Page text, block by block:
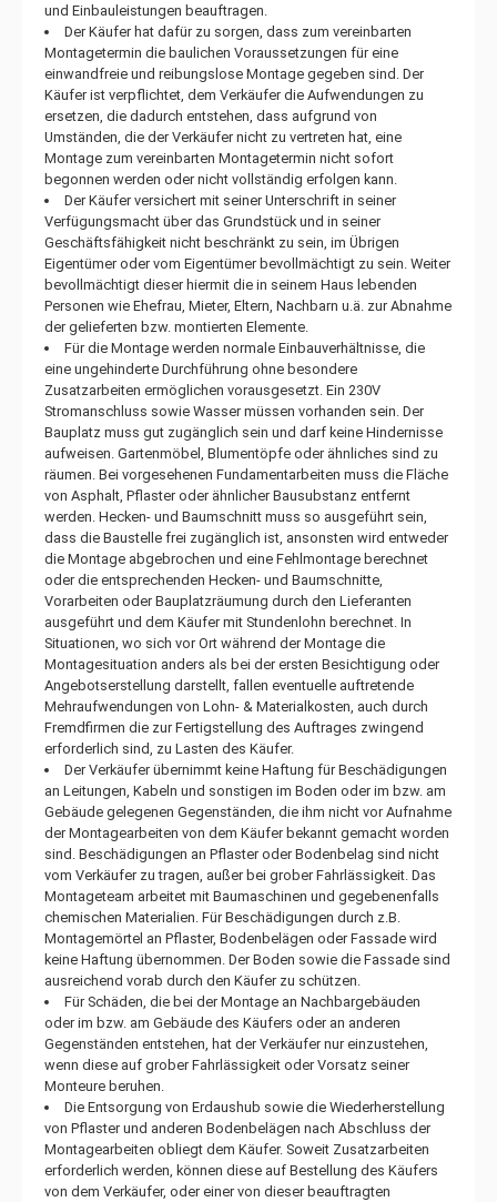
und Einbauleistungen beauftragen.
Der Käufer hat dafür zu sorgen, dass zum vereinbarten
Montagetermin die baulichen Voraussetzungen für eine
einwandfreie und reibungslose Montage gegeben sind. Der
Käufer ist verpflichtet, dem Verkäufer die Aufwendungen zu
ersetzen, die dadurch entstehen, dass aufgrund von
Umständen, die der Verkäufer nicht zu vertreten hat, eine
Montage zum vereinbarten Montagetermin nicht sofort
begonnen werden oder nicht vollständig erfolgen kann.
Der Käufer versichert mit seiner Unterschrift in seiner
Verfügungsmacht über das Grundstück und in seiner
Geschäftsfähigkeit nicht beschränkt zu sein, im Übrigen
Eigentümer oder vom Eigentümer bevollmächtigt zu sein. Weiter
bevollmächtigt dieser hiermit die in seinem Haus lebenden
Personen wie Ehefrau, Mieter, Eltern, Nachbarn u.ä. zur Abnahme
der gelieferten bzw. montierten Elemente.
Für die Montage werden normale Einbauverhältnisse, die
eine ungehinderte Durchführung ohne besondere
Zusatzarbeiten ermöglichen vorausgesetzt. Ein 230V
Stromanschluss sowie Wasser müssen vorhanden sein. Der
Bauplatz muss gut zugänglich sein und darf keine Hindernisse
aufweisen. Gartenmöbel, Blumentöpfe oder ähnliches sind zu
räumen. Bei vorgesehenen Fundamentarbeiten muss die Fläche
von Asphalt, Pflaster oder ähnlicher Bausubstanz entfernt
werden. Hecken- und Baumschnitt muss so ausgeführt sein,
dass die Baustelle frei zugänglich ist, ansonsten wird entweder
die Montage abgebrochen und eine Fehlmontage berechnet
oder die entsprechenden Hecken- und Baumschnitte,
Vorarbeiten oder Bauplatzräumung durch den Lieferanten
ausgeführt und dem Käufer mit Stundenlohn berechnet. In
Situationen, wo sich vor Ort während der Montage die
Montagesituation anders als bei der ersten Besichtigung oder
Angebotserstellung darstellt, fallen eventuelle auftretende
Mehraufwendungen von Lohn- & Materialkosten, auch durch
Fremdfirmen die zur Fertigstellung des Auftrages zwingend
erforderlich sind, zu Lasten des Käufer.
Der Verkäufer übernimmt keine Haftung für Beschädigungen
an Leitungen, Kabeln und sonstigen im Boden oder im bzw. am
Gebäude gelegenen Gegenständen, die ihm nicht vor Aufnahme
der Montagearbeiten von dem Käufer bekannt gemacht worden
sind. Beschädigungen an Pflaster oder Bodenbelag sind nicht
vom Verkäufer zu tragen, außer bei grober Fahrlässigkeit. Das
Montageteam arbeitet mit Baumaschinen und gegebenenfalls
chemischen Materialien. Für Beschädigungen durch z.B.
Montagemörtel an Pflaster, Bodenbelägen oder Fassade wird
keine Haftung übernommen. Der Boden sowie die Fassade sind
ausreichend vorab durch den Käufer zu schützen.
Für Schäden, die bei der Montage an Nachbargebäuden
oder im bzw. am Gebäude des Käufers oder an anderen
Gegenständen entstehen, hat der Verkäufer nur einzustehen,
wenn diese auf grober Fahrlässigkeit oder Vorsatz seiner
Monteure beruhen.
Die Entsorgung von Erdaushub sowie die Wiederherstellung
von Pflaster und anderen Bodenbelägen nach Abschluss der
Montagearbeiten obliegt dem Käufer. Soweit Zusatzarbeiten
erforderlich werden, können diese auf Bestellung des Käufers
von dem Verkäufer, oder einer von dieser beauftragten